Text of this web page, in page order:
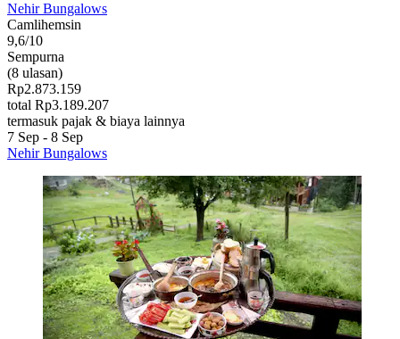
Nehir Bungalows
Camlihemsin
9,6/10
Sempurna
(8 ulasan)
Rp2.873.159
total Rp3.189.207
termasuk pajak & biaya lainnya
7 Sep - 8 Sep
Nehir Bungalows